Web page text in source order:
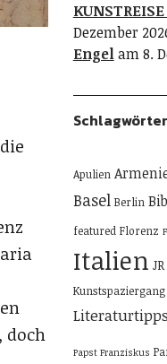
doch
Dezember
Engelam 8.
Schlagwörter
Apulien
Basel Berlin
featured Florenz
Italien JR
Kunstspaziergang
Literaturtipps
Papst Franziskus